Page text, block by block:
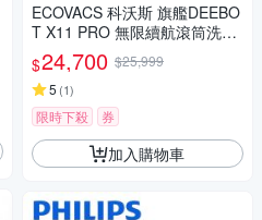
ECOVACS 科沃斯 旗艦DEEBO
T X11 PRO 無限續航滾筒洗地
機器人
$24,700 $25,999
5 (1)
限時下殺 券
加入購物車